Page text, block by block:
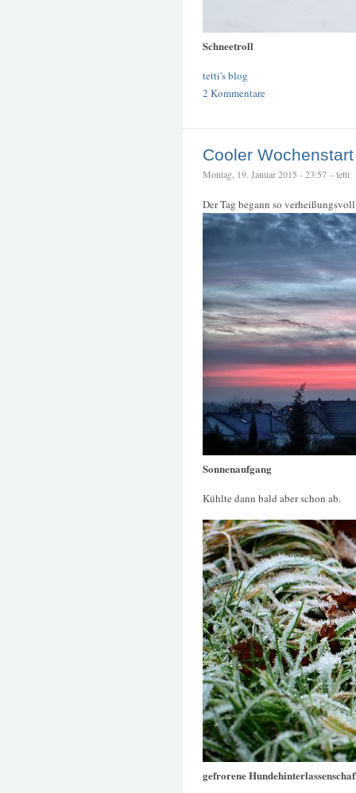
Schneetroll
tetti's blog
2 Kommentare
Cooler Wochenstart
Montag, 19. Januar 2015 - 23:57 – tetti
Der Tag begann so
Sonnenaufgang
Kühlte dann bald aber schon ab.
gefrorene